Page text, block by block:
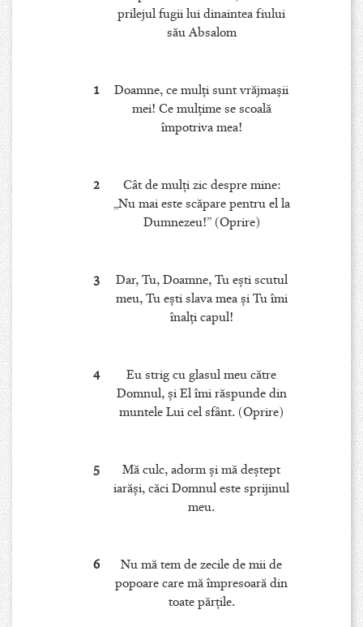
prilejul fugii lui dinaintea fiului
său Absalom
1
Doamne, ce mulţi sunt vrăjmaşii
mei! Ce mulţime se scoală
împotriva mea!
2
Cât de mulţi zic despre mine:
„Nu mai este scăpare pentru el la
Dumnezeu!” (Oprire)
3
Dar, Tu, Doamne, Tu eşti scutul
meu, Tu eşti slava mea şi Tu îmi
înalţi capul!
4
Eu strig cu glasul meu către
Domnul, şi El îmi răspunde din
muntele Lui cel sfânt. (Oprire)
5
Mă culc, adorm şi mă deştept
iarăşi, căci Domnul este sprijinul
meu.
6
Nu mă tem de zecile de mii de
popoare care mă împresoară din
toate părţile.